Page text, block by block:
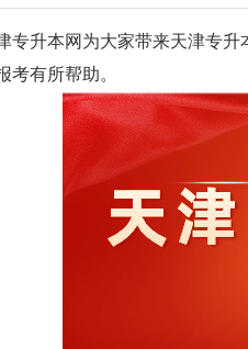
升本网为大家带来天津专升
考有所帮助。